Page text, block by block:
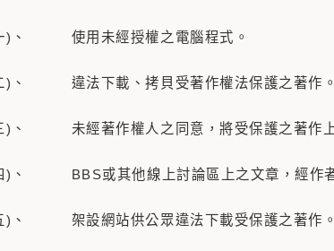
使用未經授權之電腦程式。
違法下載、拷貝受著作權法保護之著作。
未經著作權人之同意，將受保護之著作上
BBS或其他線上討論區上之文章，經作者
架設網站供公眾違法下載受保護之著作。